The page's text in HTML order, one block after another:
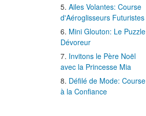
Ailes Volantes: Course
d'Aéroglisseurs Futuristes
Mini Glouton: Le Puzzle
Dévoreur
Invitons le Père Noël
avec la Princesse Mia
Défilé de Mode: Course
à la Confiance